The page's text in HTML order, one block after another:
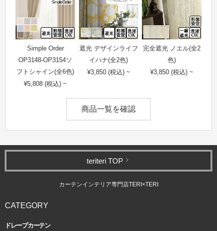
Simple Order
OP3148-OP3154ソ
フトシャイン(全6色)
¥5,808 (税込) ~
遮光 デザインライフ
イハナ(全2色)
¥3,850 (税込) ~
完全遮光 ノエル(全2
色)
¥3,850 (税込) ~
商品一覧を確認
teriteri TOP
カーテンインテリア専門店TERI×TERI
CATEGORY
ドレープカーテン